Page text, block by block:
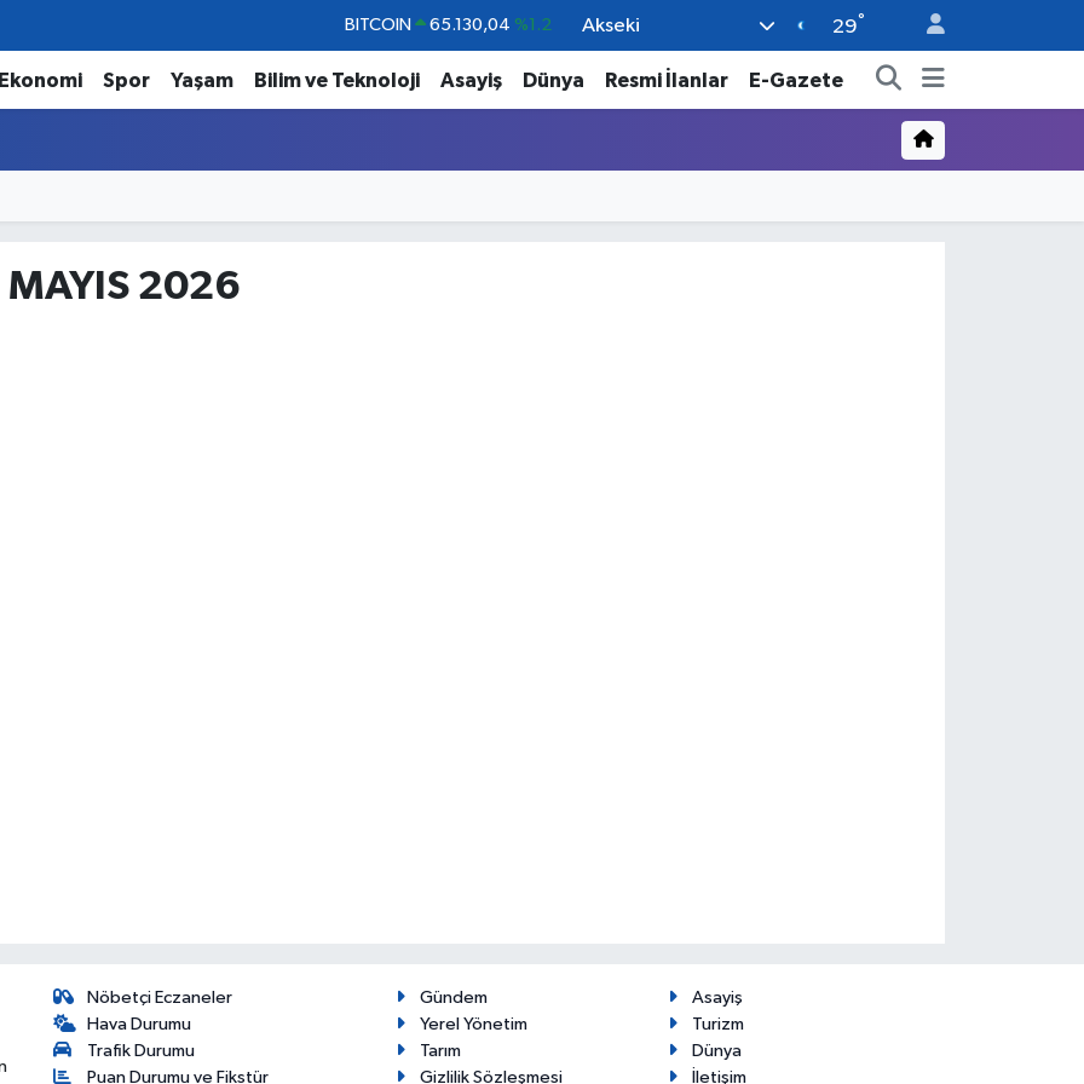
BITCOIN 65.130,04 %1.2
DOLAR 47,7106 %0.17
EURO 55,1652 %0.27
Akseki 29°
Ekonomi Spor Yaşam Bilim ve Teknoloji Asayiş Dünya Resmi İlanlar E-Gazete
2026
Nöbetçi Eczaneler
Hava Durumu
Trafik Durumu
Puan Durumu ve Fikstür
Gündem
Asayiş
Yerel Yönetim
Turizm
Tarım
Dünya
Gizlilik Sözleşmesi
İletişim